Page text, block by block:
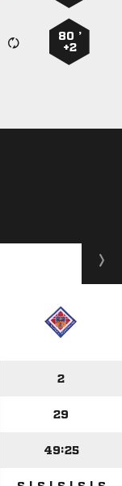
80 ’
+2
2
29
49:25